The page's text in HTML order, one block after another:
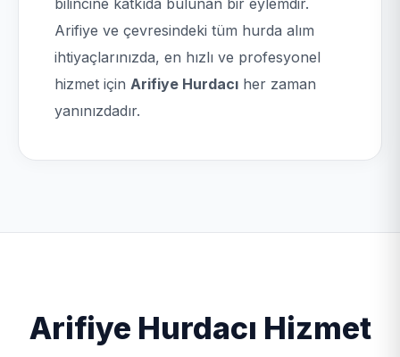
bilincine katkıda bulunan bir eylemdir.
Arifiye ve çevresindeki tüm hurda alım
ihtiyaçlarınızda, en hızlı ve profesyonel
hizmet için Arifiye Hurdacı her zaman
yanınızdadır.
Arifiye Hurdacı Hizmet